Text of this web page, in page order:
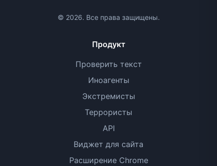
© 2026. Все права защищены.
Продукт
Проверить текст
Иноагенты
Экстремисты
Террористы
API
Виджет для сайта
Расширение Chrome